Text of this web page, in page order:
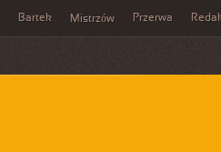
Bartek Mistrzów Przerwa